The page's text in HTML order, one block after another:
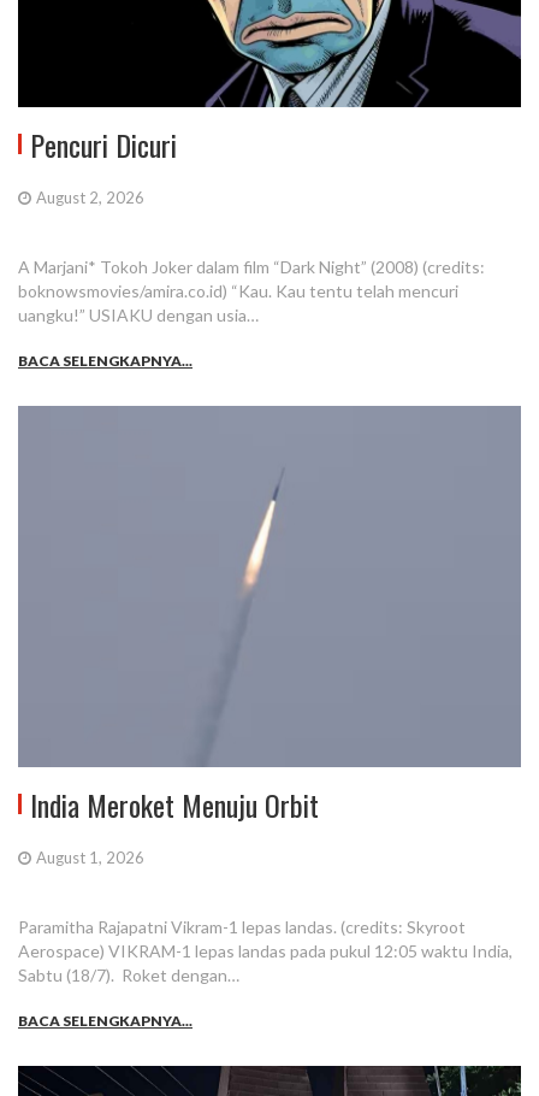
Pencuri Dicuri
August 2, 2026
A Marjani* Tokoh Joker dalam film “Dark Night” (2008) (credits:
boknowsmovies/amira.co.id) “Kau. Kau tentu telah mencuri
uangku!” USIAKU dengan usia…
BACA SELENGKAPNYA...
India Meroket Menuju Orbit
August 1, 2026
Paramitha Rajapatni Vikram-1 lepas landas. (credits: Skyroot
Aerospace) VIKRAM-1 lepas landas pada pukul 12:05 waktu India,
Sabtu (18/7). Roket dengan…
BACA SELENGKAPNYA...